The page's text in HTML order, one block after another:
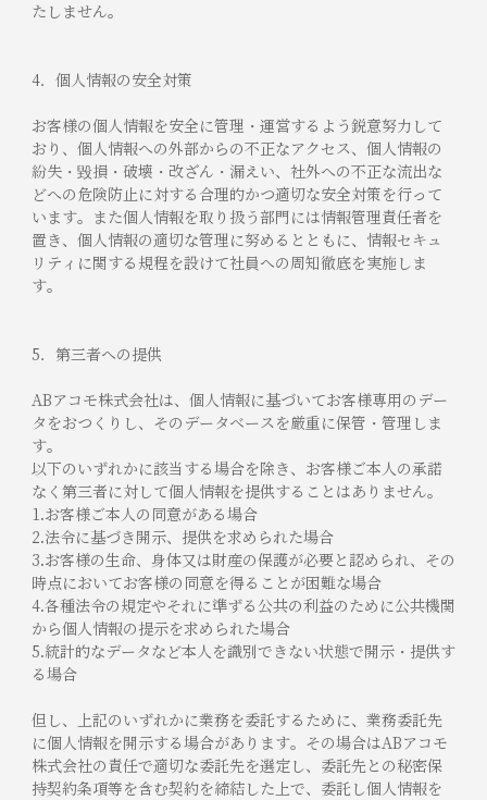
たしません。
4．個人情報の安全対策
お客様の個人情報を安全に管理・運営するよう鋭意努力して
おり、個人情報への外部からの不正なアクセス、個人情報の
紛失・毀損・破壊・改ざん・漏えい、社外への不正な流出な
どへの危険防止に対する合理的かつ適切な安全対策を行って
います。また個人情報を取り扱う部門には情報管理責任者を
置き、個人情報の適切な管理に努めるとともに、情報セキュ
リティに関する規程を設けて社員への周知徹底を実施しま
す。
5．第三者への提供
ABアコモ株式会社は、個人情報に基づいてお客様専用のデー
タをおつくりし、そのデータベースを厳重に保管・管理しま
す。
以下のいずれかに該当する場合を除き、お客様ご本人の承諾
なく第三者に対して個人情報を提供することはありません。
1.お客様ご本人の同意がある場合
2.法令に基づき開示、提供を求められた場合
3.お客様の生命、身体又は財産の保護が必要と認められ、その
時点においてお客様の同意を得ることが困難な場合
4.各種法令の規定やそれに準ずる公共の利益のために公共機関
から個人情報の提示を求められた場合
5.統計的なデータなど本人を識別できない状態で開示・提供す
る場合
但し、上記のいずれかに業務を委託するために、業務委託先
に個人情報を開示する場合があります。その場合はABアコモ
株式会社の責任で適切な委託先を選定し、委託先との秘密保
持契約条項等を含む契約を締結した上で、委託し個人情報を